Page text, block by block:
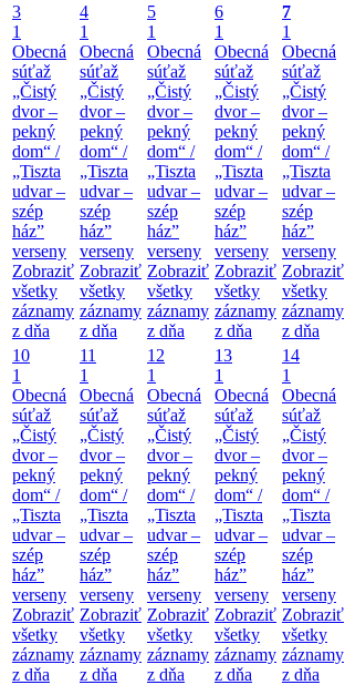
3
1
Obecná
súťaž
„Čistý
dvor –
pekný
dom“ /
„Tiszta
udvar –
szép
ház”
verseny
Zobraziť
všetky
záznamy
z dňa
4
1
Obecná
súťaž
„Čistý
dvor –
pekný
dom“ /
„Tiszta
udvar –
szép
ház”
verseny
Zobraziť
všetky
záznamy
z dňa
5
1
Obecná
súťaž
„Čistý
dvor –
pekný
dom“ /
„Tiszta
udvar –
szép
ház”
verseny
Zobraziť
všetky
záznamy
z dňa
6
1
Obecná
súťaž
„Čistý
dvor –
pekný
dom“ /
„Tiszta
udvar –
szép
ház”
verseny
Zobraziť
všetky
záznamy
z dňa
7
1
Obecná
súťaž
„Čistý
dvor –
pekný
dom“ /
„Tiszta
udvar –
szép
ház”
verseny
Zobraziť
všetky
záznamy
z dňa
10
1
Obecná
súťaž
„Čistý
dvor –
pekný
dom“ /
„Tiszta
udvar –
szép
ház”
verseny
Zobraziť
všetky
záznamy
z dňa
11
1
Obecná
súťaž
„Čistý
dvor –
pekný
dom“ /
„Tiszta
udvar –
szép
ház”
verseny
Zobraziť
všetky
záznamy
z dňa
12
1
Obecná
súťaž
„Čistý
dvor –
pekný
dom“ /
„Tiszta
udvar –
szép
ház”
verseny
Zobraziť
všetky
záznamy
z dňa
13
1
Obecná
súťaž
„Čistý
dvor –
pekný
dom“ /
„Tiszta
udvar –
szép
ház”
verseny
Zobraziť
všetky
záznamy
z dňa
14
1
Obecná
súťaž
„Čistý
dvor –
pekný
dom“ /
„Tiszta
udvar –
szép
ház”
verseny
Zobraziť
všetky
záznamy
z dňa